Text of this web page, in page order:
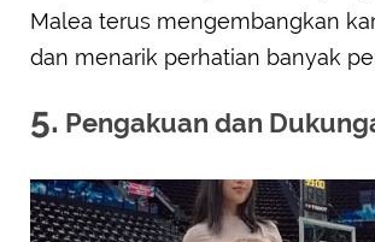
Malea terus mengembangkan
dan menarik perhatian banyak
5. Pengakuan dan